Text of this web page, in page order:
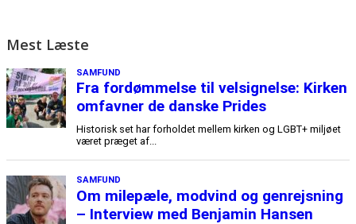
Mest Læste
SAMFUND
Fra fordømmelse til velsignelse: Kirken
omfavner de danske Prides
Historisk set har forholdet mellem kirken og LGBT+ miljøet
været præget af...
SAMFUND
Om milepæle, modvind og genrejsning
– Interview med Benjamin Hansen